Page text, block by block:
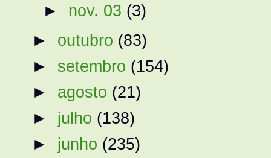
► nov. 03 (3)
► outubro (83)
► setembro (154)
► agosto (21)
► julho (138)
► junho (235)